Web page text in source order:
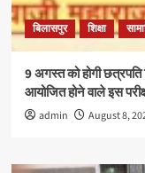
बिलासपुर शिक्षा
9 अगस्त को होगी छत्रपति
आयोजित होने वाले इस
admin August 8,